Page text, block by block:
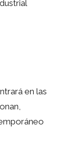
en las